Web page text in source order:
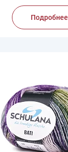
Подробнее